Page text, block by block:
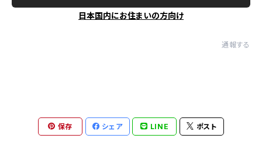
日本国内にお住まいの方向け
通報する
保存 シェア LINE ポスト